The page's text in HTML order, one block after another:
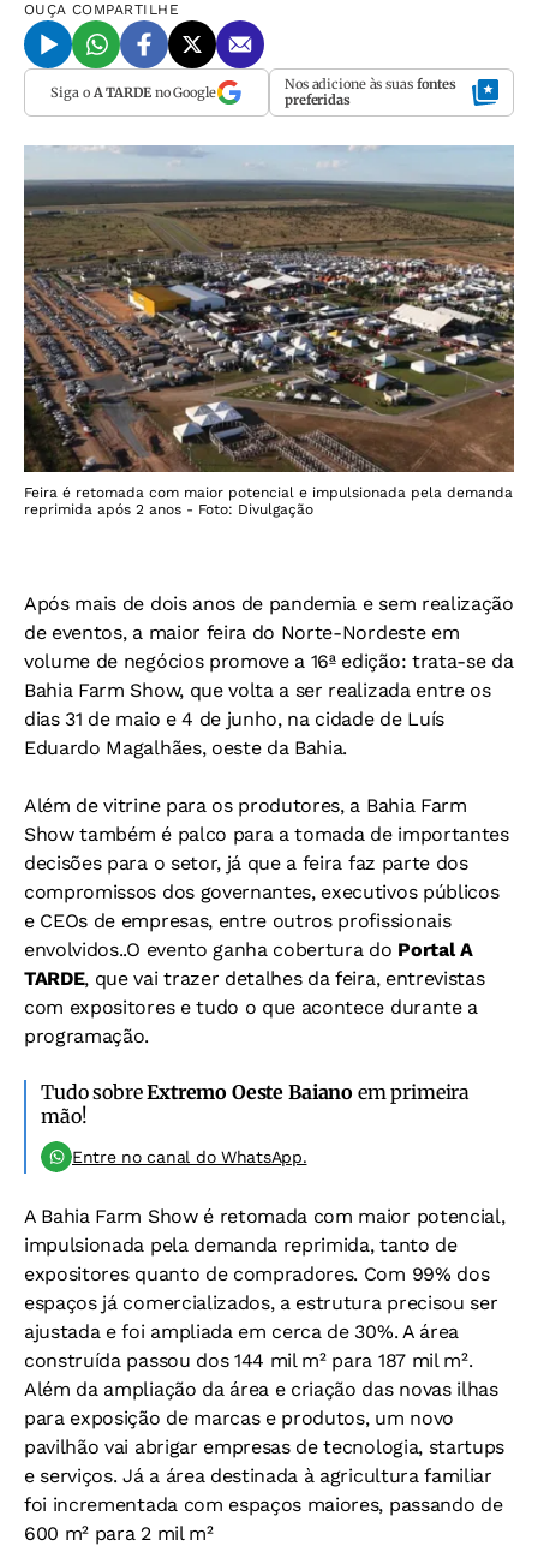
OUÇA COMPARTILHE
Siga o A TARDEno Google Nos adicione às suas fontes
preferidas
Feira é retomada com maior potencial e impulsionada pela demanda
reprimida após 2 anos - Foto: Divulgação
Após mais de dois anos de pandemia e sem realização
de eventos, a maior feira do Norte-Nordeste em
volume de negócios promove a 16ª edição: trata-se da
Bahia Farm Show, que volta a ser realizada entre os
dias 31 de maio e 4 de junho, na cidade de Luís
Eduardo Magalhães, oeste da Bahia.
Além de vitrine para os produtores, a Bahia Farm
Show também é palco para a tomada de importantes
decisões para o setor, já que a feira faz parte dos
compromissos dos governantes, executivos públicos
e CEOs de empresas, entre outros profissionais
envolvidos..O evento ganha cobertura do Portal A
TARDE, que vai trazer detalhes da feira, entrevistas
com expositores e tudo o que acontece durante a
programação.
Tudo sobreExtremo Oeste Baiano em primeira
mão!
Entre no canal do WhatsApp.
A Bahia Farm Show é retomada com maior potencial,
impulsionada pela demanda reprimida, tanto de
expositores quanto de compradores. Com 99% dos
espaços já comercializados, a estrutura precisou ser
ajustada e foi ampliada em cerca de 30%. A área
construída passou dos 144 mil m² para 187 mil m².
Além da ampliação da área e criação das novas ilhas
para exposição de marcas e produtos, um novo
pavilhão vai abrigar empresas de tecnologia, startups
e serviços. Já a área destinada à agricultura familiar
foi incrementada com espaços maiores, passando de
600 m² para 2 mil m²